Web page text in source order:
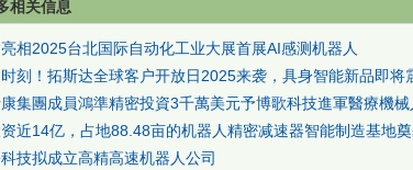
相关信息
相2025台北国际自动化工业大展首展AI感测机器人
刻！拓斯达全球客户开放日2025来袭，具身智能新品即将
集團成員鴻準精密投資3千萬美元予博歌科技進軍醫療機
近14亿，占地88.48亩的机器人精密减速器智能制造基地奠
技拟成立高精高速机器人公司